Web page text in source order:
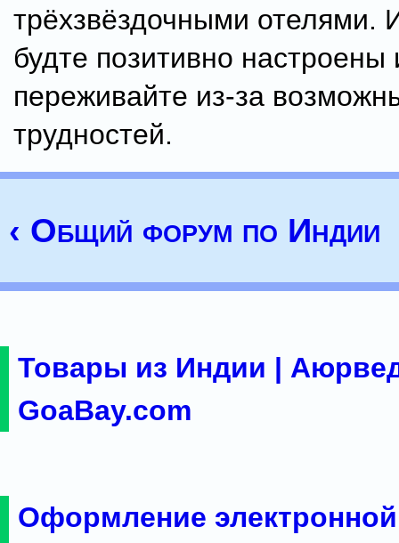
трёхзвёздочными отелями.
будте позитивно настроены
переживайте из-за
трудностей.
‹ Общий форум по Индии
Товары из Индии |
GoaBay.com
Оформление электронной